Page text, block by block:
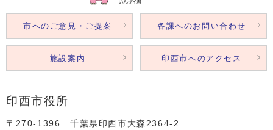
印西市役所
〒270-1396 千葉県印西市大森2364‐2
市へのご意見・ご提案 各課へのお問い合わせ
施設案内 印西市へのアクセス